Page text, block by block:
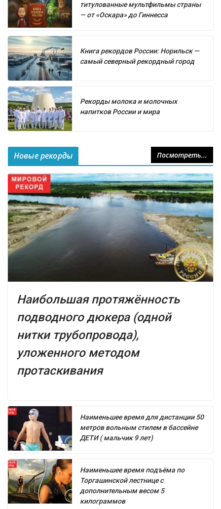
титулованные мультфильмы страны
— от «Оскара» до Гиннесса
Книга рекордов России: Норильск —
самый северный рекордный город
Рекорды молока и молочных
напитков России и мира
Новые рекорды Посмотреть...
Наибольшая протяжённость
подводного дюкера (одной
нитки трубопровода),
уложенного методом
протаскивания
Наименьшее время для дистанции 50
метров вольным стилем в бассейне
ДЕТИ ( мальчик 9 лет)
Наименьшее время подъёма по
Торгашинской лестнице с
дополнительным весом 5
килограммов